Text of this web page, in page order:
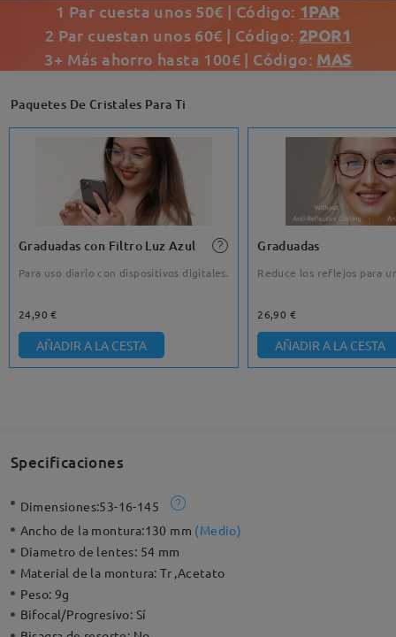
1 Par cuesta unos 50€ | Código: 1PAR
2 Par cuestan unos 60€ | Código: 2POR1
3+ Más ahorro hasta 100€ | Código: MAS
Paquetes De Cristales Para Ti
Graduadas con Filtro Luz Azul
Para uso diario con dispositivos digitales.
24,90 €
AÑADIR A LA CESTA
Graduadas
Reduce los reflejos para
26,90 €
AÑADIR A LA CESTA
Specificaciones
Dimensiones:53-16-145
Ancho de la montura:130 mm (Medio)
Diametro de lentes: 54 mm
Material de la montura:Tr ,Acetato
Peso: 9g
Bifocal/Progresivo: Sí